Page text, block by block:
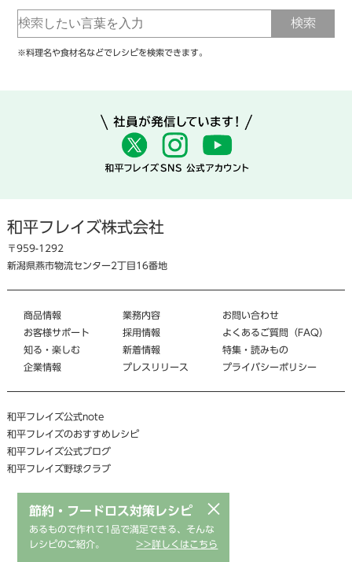
※料理名や食材名などでレシピを検索できます。
和平フレイズ株式会社
〒959-1292
新潟県燕市物流センター2丁目16番地
商品情報
お客様サポート
知る・楽しむ
企業情報
業務内容
採用情報
新着情報
プレスリリース
お問い合わせ
よくあるご質問（FAQ）
特集・読みもの
プライバシーポリシー
和平フレイズ公式note
和平フレイズのおすすめレシピ
和平フレイズ公式ブログ
和平フレイズ野球クラブ
×
節約・フードロス対策レシピ
あるもので作れて1品で満足できる、そんな
レシピのご紹介。
>>詳しくはこちら